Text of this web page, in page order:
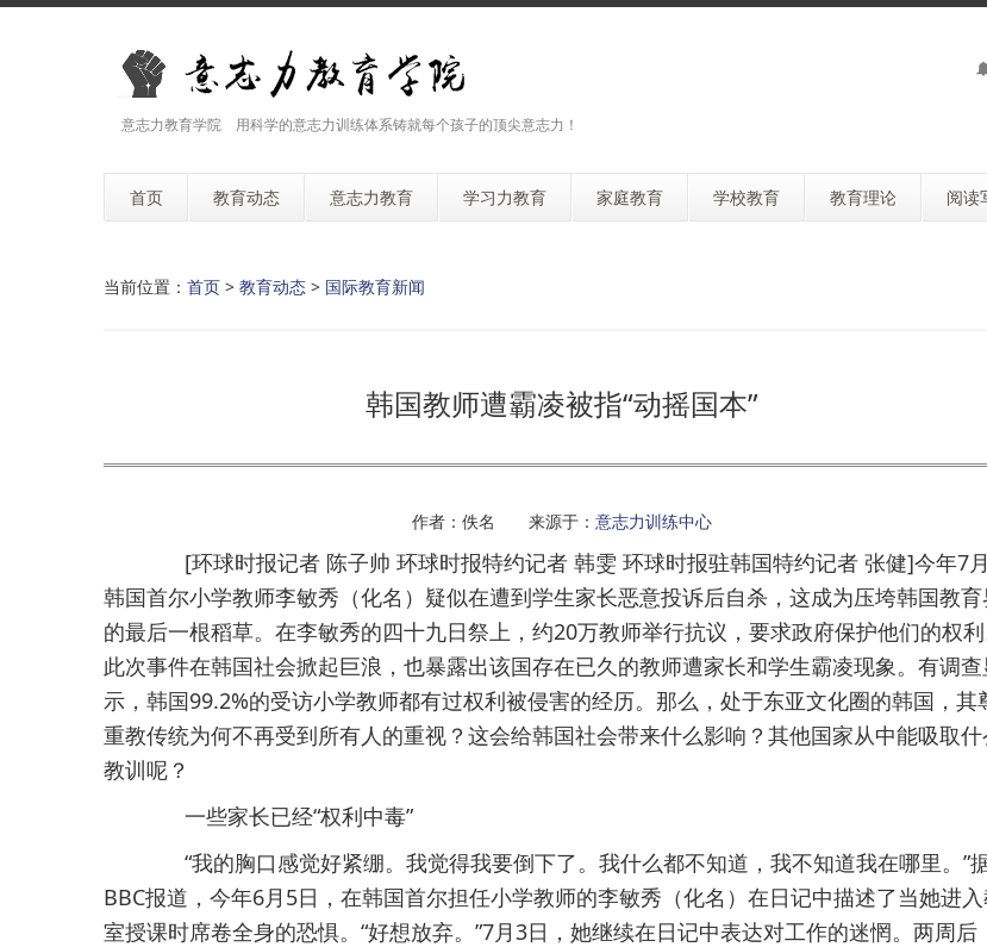
意志力教育学院 用科学的意志力训练体系铸就每个孩子的顶尖意志力！
首页 教育动态 意志力教育 学习力教育 家庭教育 学校教育 教育理论 阅读
当前位置： 首页 > 教育动态 > 国际教育新闻
韩国教师遭霸凌被指“动摇国本”
作者：佚名 来源于： 意志力训练中心
[环球时报记者 陈子帅 环球时报特约记者 韩雯 环球时报驻韩国特约记者 张健]今年7月
韩国首尔小学教师李敏秀（化名）疑似在遭到学生家长恶意投诉后自杀，这成为压垮韩国教育
的最后一根稻草。在李敏秀的四十九日祭上，约20万教师举行抗议，要求政府保护他们的权利
此次事件在韩国社会掀起巨浪，也暴露出该国存在已久的教师遭家长和学生霸凌现象。有调查
示，韩国99.2%的受访小学教师都有过权利被侵害的经历。那么，处于东亚文化圈的韩国，其
重教传统为何不再受到所有人的重视？这会给韩国社会带来什么影响？其他国家从中能吸取什
教训呢？
一些家长已经“权利中毒”
“我的胸口感觉好紧绷。我觉得我要倒下了。我什么都不知道，我不知道我在哪里。”
BBC报道，今年6月5日，在韩国首尔担任小学教师的李敏秀（化名）在日记中描述了当她进
室授课时席卷全身的恐惧。“好想放弃。”7月3日，她继续在日记中表达对工作的迷惘。两周后